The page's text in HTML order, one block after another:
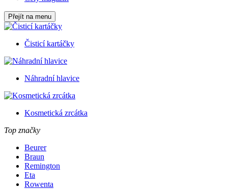
Přejít na menu
Čisticí kartáčky
Náhradní hlavice
Kosmetická zrcátka
Top značky
Beurer
Braun
Remington
Eta
Rowenta